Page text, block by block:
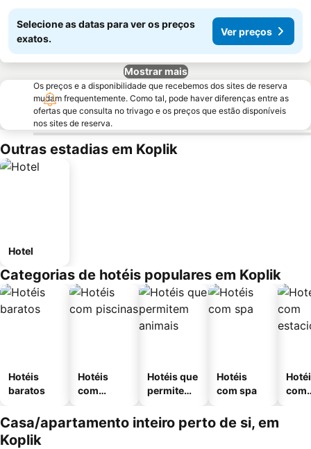
Selecione as datas para ver os preços
exatos.
Ver preços
Mostrar mais
Os preços e a disponibilidade que recebemos dos sites de reserva
mudam frequentemente. Como tal, pode haver diferenças entre as
ofertas que consulta no trivago e os preços que estão disponíveis
nos sites de reserva.
Outras estadias em Koplik
Hotel
Categorias de hotéis populares em Koplik
Hotéis
baratos
Hotéis
com
Hotéis que
permitem
Hotéis
com spa
com
Casa/apartamento inteiro perto de si, em
Koplik